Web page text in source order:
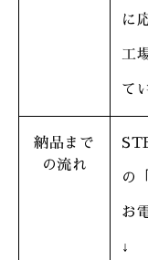
に
工
て
納品まで
の流れ
の
お
↓